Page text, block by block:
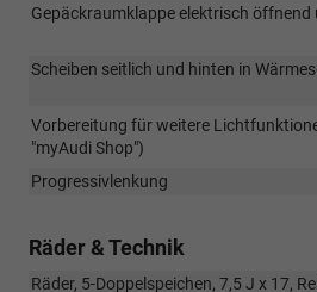
Gepäckraumklappe elektrisch öffnend
Scheiben seitlich und hinten in
Vorbereitung für weitere
"myAudi Shop")
Progressivlenkung
Räder & Technik
Räder, 5-Doppelspeichen, 7,5 J x 17,